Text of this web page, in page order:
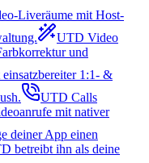
Liveräume mit Host-
UTD Video
und
einsatzbereiter 1:1- &
UTD Calls
mit nativer
deiner App einen
betreibt ihn als deine